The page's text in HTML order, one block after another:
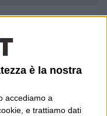
è la nostra
accediamo a
e trattiamo dati